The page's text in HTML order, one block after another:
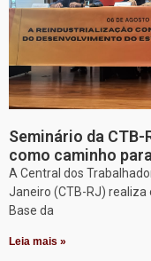
Seminário da
como caminho
A Central dos
Janeiro (CTB-RJ) realiza
Base da
Leia mais »